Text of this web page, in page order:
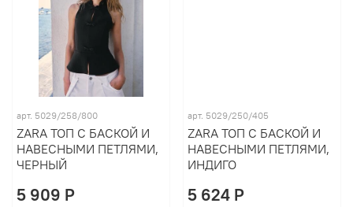
арт. 5029/258/800
ZARA ТОП С БАСКОЙ И
НАВЕСНЫМИ ПЕТЛЯМИ,
ЧЕРНЫЙ
5 909 P
арт. 5029/250/405
ZARA ТОП С БАСКОЙ И
НАВЕСНЫМИ ПЕТЛЯМИ,
ИНДИГО
5 624 P